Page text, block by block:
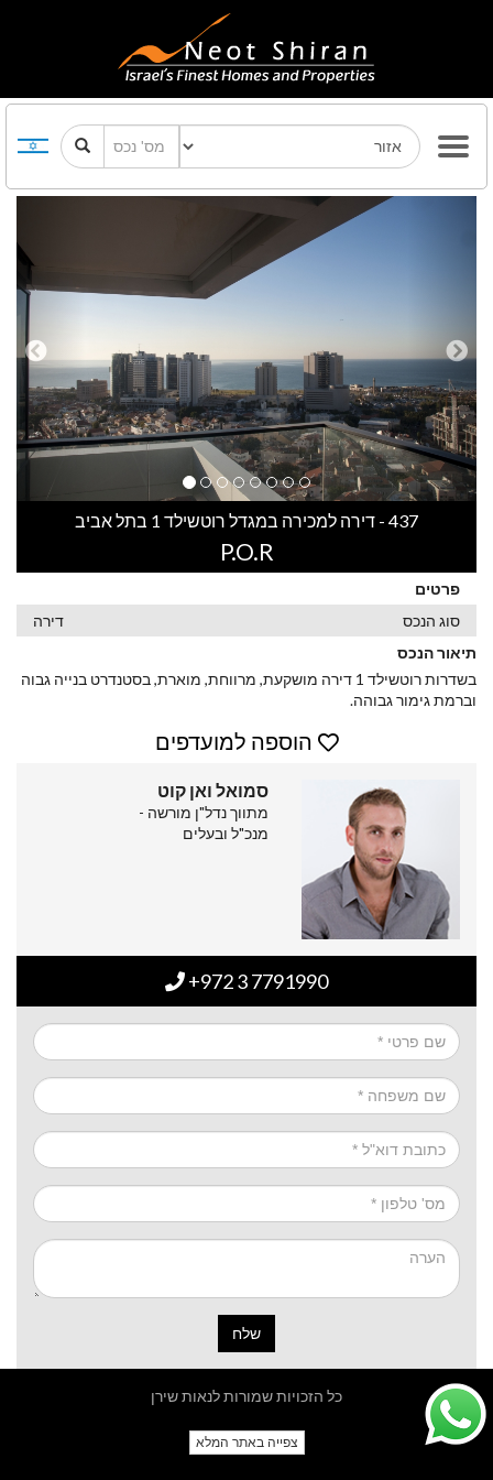
Previous Next
437 - דירה למכירה במגדל רוטשילד 1 בתל אביב
P.O.R
פרטים
סוג הנכס
דירה
תיאור הנכס
בשדרות רוטשילד 1 דירה מושקעת, מרווחת, מוארת, בסטנדרט בנייה גבוה
וברמת גימור גבוהה.
הוספה למועדפים
סמואל ואן קוט
מתווך נדל"ן מורשה -
מנכ"ל ובעלים
+972 3 7791990
שלח
כל הזכויות שמורות לנאות שירן
צפייה באתר המלא